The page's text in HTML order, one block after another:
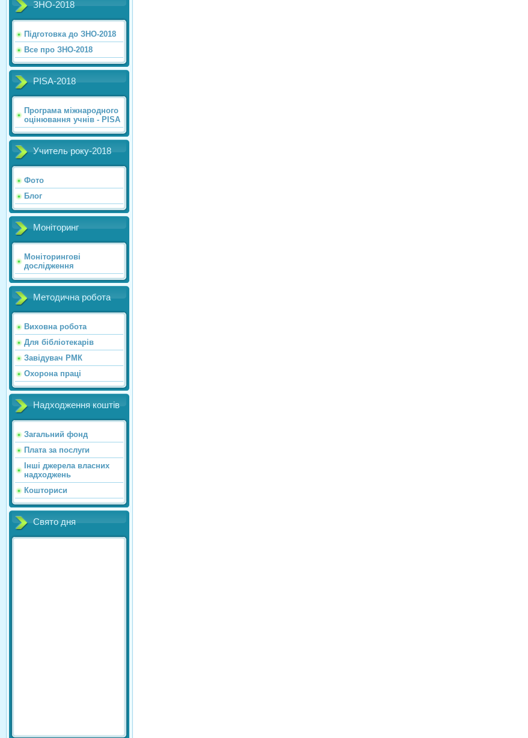
ЗНО-2018
Підготовка до ЗНО-2018
Все про ЗНО-2018
PISA-2018
Програма міжнародного
оцінювання учнів - PISA
Учитель року-2018
Фото
Блог
Моніторинг
Моніторингові
дослідження
Методична робота
Виховна робота
Для бібліотекарів
Завідувач РМК
Охорона праці
Надходження коштів
Загальний фонд
Плата за послуги
Інші джерела власних
надходжень
Кошториси
Свято дня